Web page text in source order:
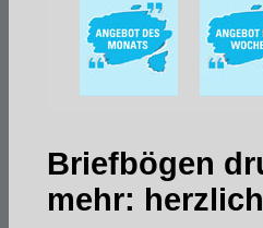
Briefbögen
mehr: